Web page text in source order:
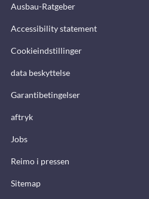
Ausbau-Ratgeber
Accessibility statement
Cookieindstillinger
data beskyttelse
Garantibetingelser
aftryk
Jobs
Reimo i pressen
Sitemap